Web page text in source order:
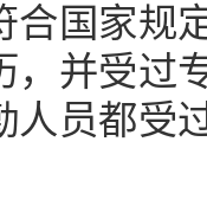
合国家规
，并受过
人员都受